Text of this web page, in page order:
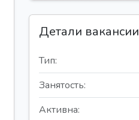
Детали вакансии
Тип:
Занятость:
Активна: